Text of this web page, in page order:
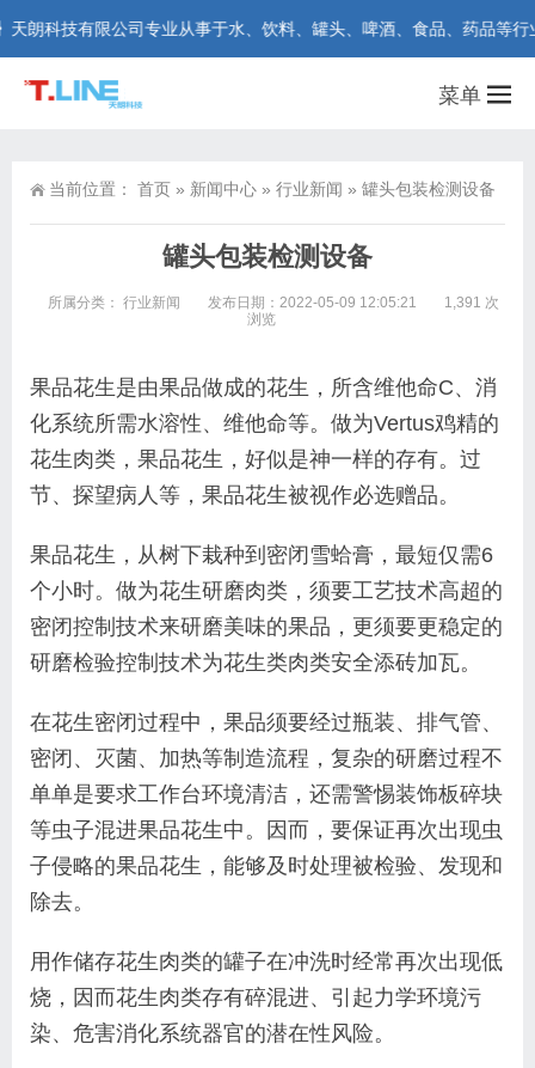
科技有限公司专业从事于水、饮料、罐头、啤酒、食品、药品等行业
菜单
当前位置： 首页 » 新闻中心 » 行业新闻 » 罐头包装检测设备
罐头包装检测设备
所属分类： 行业新闻 发布日期：2022-05-09 12:05:21
1,391 次
浏览
果品花生是由果品做成的花生，所含维他命C、消
化系统所需水溶性、维他命等。做为Vertus鸡精的
花生肉类，果品花生，好似是神一样的存有。过
节、探望病人等，果品花生被视作必选赠品。
果品花生，从树下栽种到密闭雪蛤膏，最短仅需6
个小时。做为花生研磨肉类，须要工艺技术高超的
密闭控制技术来研磨美味的果品，更须要更稳定的
研磨检验控制技术为花生类肉类安全添砖加瓦。
在花生密闭过程中，果品须要经过瓶装、排气管、
密闭、灭菌、加热等制造流程，复杂的研磨过程不
单单是要求工作台环境清洁，还需警惕装饰板碎块
等虫子混进果品花生中。因而，要保证再次出现虫
子侵略的果品花生，能够及时处理被检验、发现和
除去。
用作储存花生肉类的罐子在冲洗时经常再次出现低
烧，因而花生肉类存有碎混进、引起力学环境污
染、危害消化系统器官的潜在性风险。